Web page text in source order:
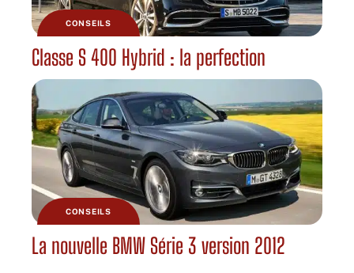
CONSEILS
Classe S 400 Hybrid : la perfection
CONSEILS
La nouvelle BMW Série 3 version 2012